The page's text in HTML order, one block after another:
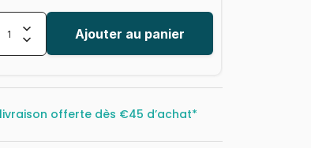
Ajouter au panier
offerte dès €45 d’achat*